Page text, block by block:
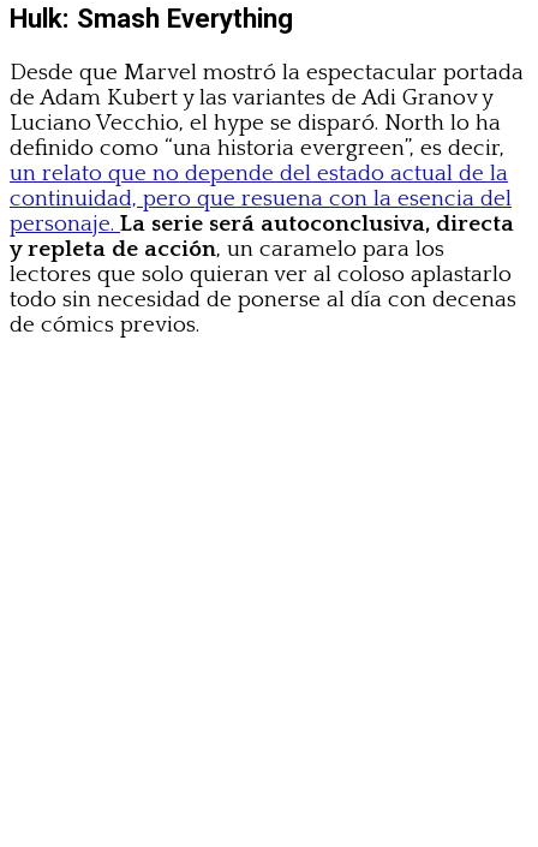
Hulk: Smash Everything
Desde que Marvel mostró la espectacular portada
de Adam Kubert y las variantes de Adi Granov y
Luciano Vecchio, el hype se disparó. North lo ha
definido como “una historia evergreen”, es decir,
un relato que no depende del estado actual de la
continuidad, pero que resuena con la esencia del
personaje. La serie será autoconclusiva, directa
y repleta de acción, un caramelo para los
lectores que solo quieran ver al coloso aplastarlo
todo sin necesidad de ponerse al día con decenas
de cómics previos.